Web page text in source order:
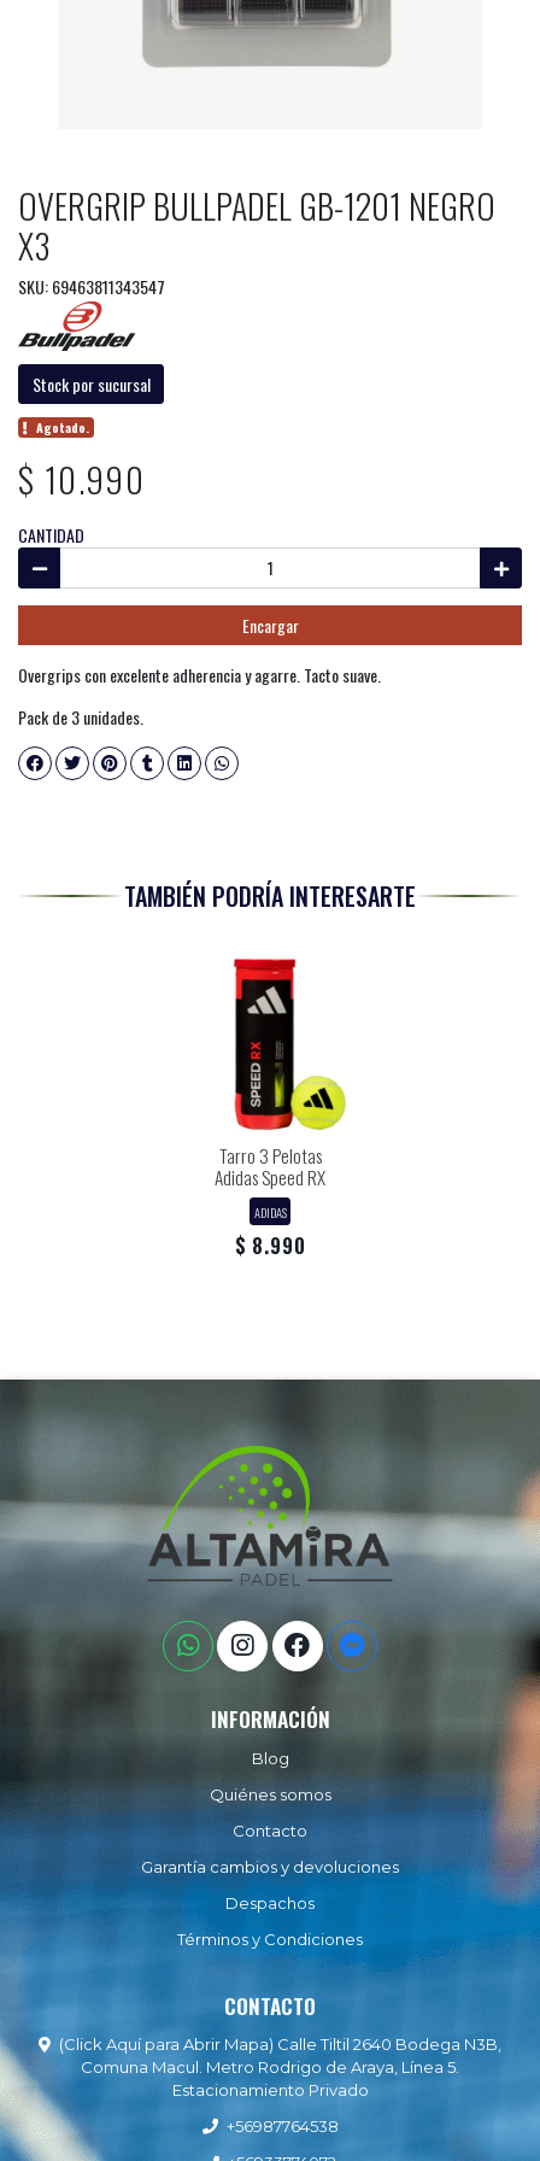
OVERGRIP BULLPADEL GB-1201 NEGRO
X3
SKU: 69463811343547
Stock por sucursal
Agotado.
$ 10.990
CANTIDAD
Encargar
Overgrips con excelente adherencia y agarre. Tacto suave.
Pack de 3 unidades.
TAMBIÉN PODRÍA INTERESARTE
Tarro 3 Pelotas
Adidas Speed RX
ADIDAS
$ 8.990
INFORMACIÓN
Blog
Quiénes somos
Contacto
Garantía cambios y devoluciones
Despachos
Términos y Condiciones
CONTACTO
(Click Aquí para Abrir Mapa) Calle Tiltil 2640 Bodega N3B,
Comuna Macul. Metro Rodrigo de Araya, Línea 5.
Estacionamiento Privado
+56987764538